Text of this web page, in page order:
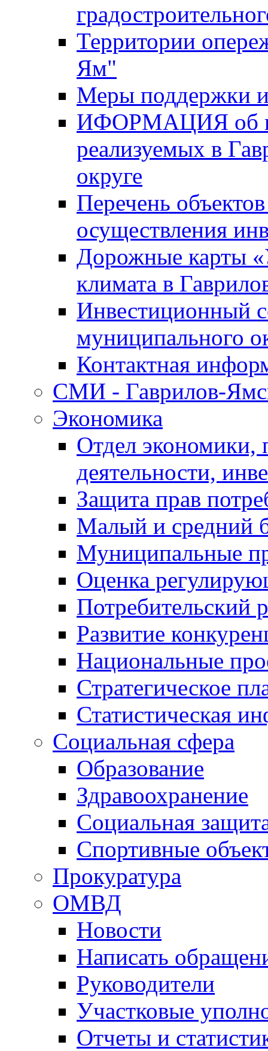
Территории
Ям"
Меры поддержки
ИФОРМАЦИЯ об
реализуемых в
округе
Перечень
осуществления
Дорожные карты
климата в
Инвестиционный
муниципального
Контактная
СМИ - Гаврилов-
Экономика
Отдел экономики,
деятельности,
Защита прав
Малый и средний
Муниципальные
Оценка
Потребительский
Развитие
Национальные
Стратегическое
Статистическая
Социальная сфера
Образование
Здравоохранение
Социальная
Спортивные
Прокуратура
ОМВД
Новости
Написать
Руководители
Участковые
Отчеты и